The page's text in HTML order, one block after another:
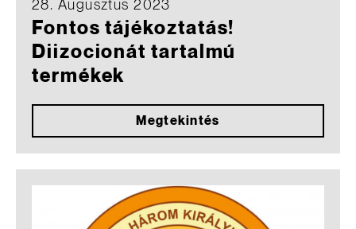
28. Augusztus 2023
Fontos tájékoztatás!
Diizocionát tartalmú
termékek
Megtekintés